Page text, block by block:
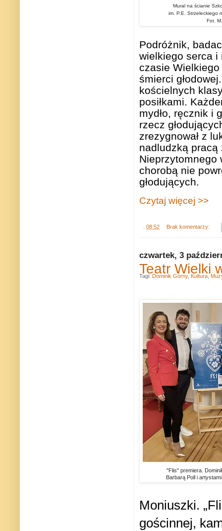
Mural na ścianie
im. P.E. Strzeleckiego
Fot.
Podróżnik,
wielkiego serca i
czasie
śmierci
kościelnych
posiłkami.
mydło, ręcznik i
rzecz
zrezygnował z
nadludzką pracą
Nieprzytomnego
chorobą nie
głodujących.
Czytaj więcej >>
08:52 Brak komentarzy:
czwartek, 3
Teatr Wielki
"Flis" premiera.
Barbarą Poll i
Moniuszki.
gościnnej,
Tagi: Dominik Górny, Kultura